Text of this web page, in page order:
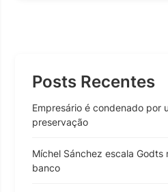
Posts Recentes
Empresário é condenado por
preservação
Míchel Sánchez escala Godts
banco